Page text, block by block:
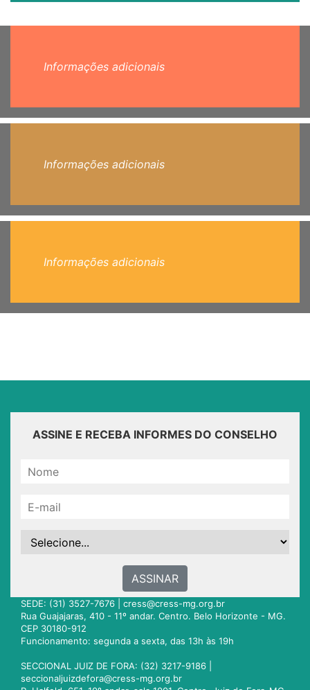
Informações adicionais
Informações adicionais
Informações adicionais
ASSINE E RECEBA INFORMES DO CONSELHO
ASSINAR
SEDE: (31) 3527-7676 | cress@cress-mg.org.br
Rua Guajajaras, 410 - 11º andar. Centro. Belo Horizonte - MG.
CEP 30180-912
Funcionamento: segunda a sexta, das 13h às 19h
SECCIONAL JUIZ DE FORA: (32) 3217-9186 |
seccionaljuizdefora@cress-mg.org.br